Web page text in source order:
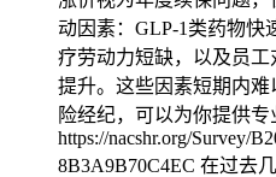
动因素：GLP-1类药物快
疗劳动力短缺，以及员
提升。这些因素短期内
险经纪，可以为你提供专
https://nacshr.org/Survey/
8B3A9B70C4EC 在过去